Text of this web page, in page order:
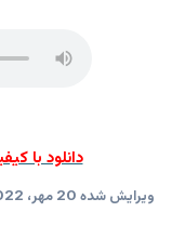
دانلود با
ویرایش شده20 مهر، 2022